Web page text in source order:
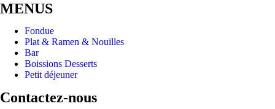
MENUS
Menu
Fondue
Plat & Ramen & Nouilles
Bar
Boissions Desserts
Petit déjeuner
Contactez-nous